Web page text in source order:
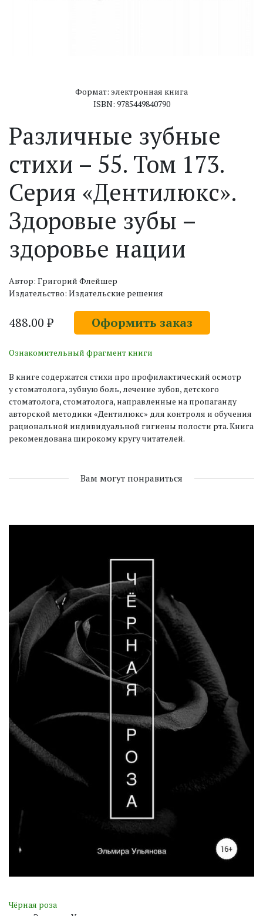
Формат: электронная книга
ISBN: 9785449840790
Различные зубные
стихи – 55. Том 173.
Серия «Дентилюкс».
Здоровые зубы –
здоровье нации
Автор: Григорий Флейшер
Издательство: Издательские решения
488.00 ₽ Оформить заказ
Ознакомительный фрагмент книги
В книге содержатся стихи про профилактический осмотр
у стоматолога, зубную боль, лечение зубов, детского
стоматолога, стоматолога, направленные на пропаганду
авторской методики «Дентилюкс» для контроля и обучения
рациональной индивидуальной гигиены полости рта. Книга
рекомендована широкому кругу читателей.
Вам могут понравиться
Чёрная роза